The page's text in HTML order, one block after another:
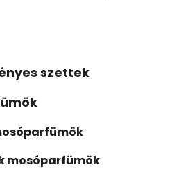
szettek
mosóparfümök